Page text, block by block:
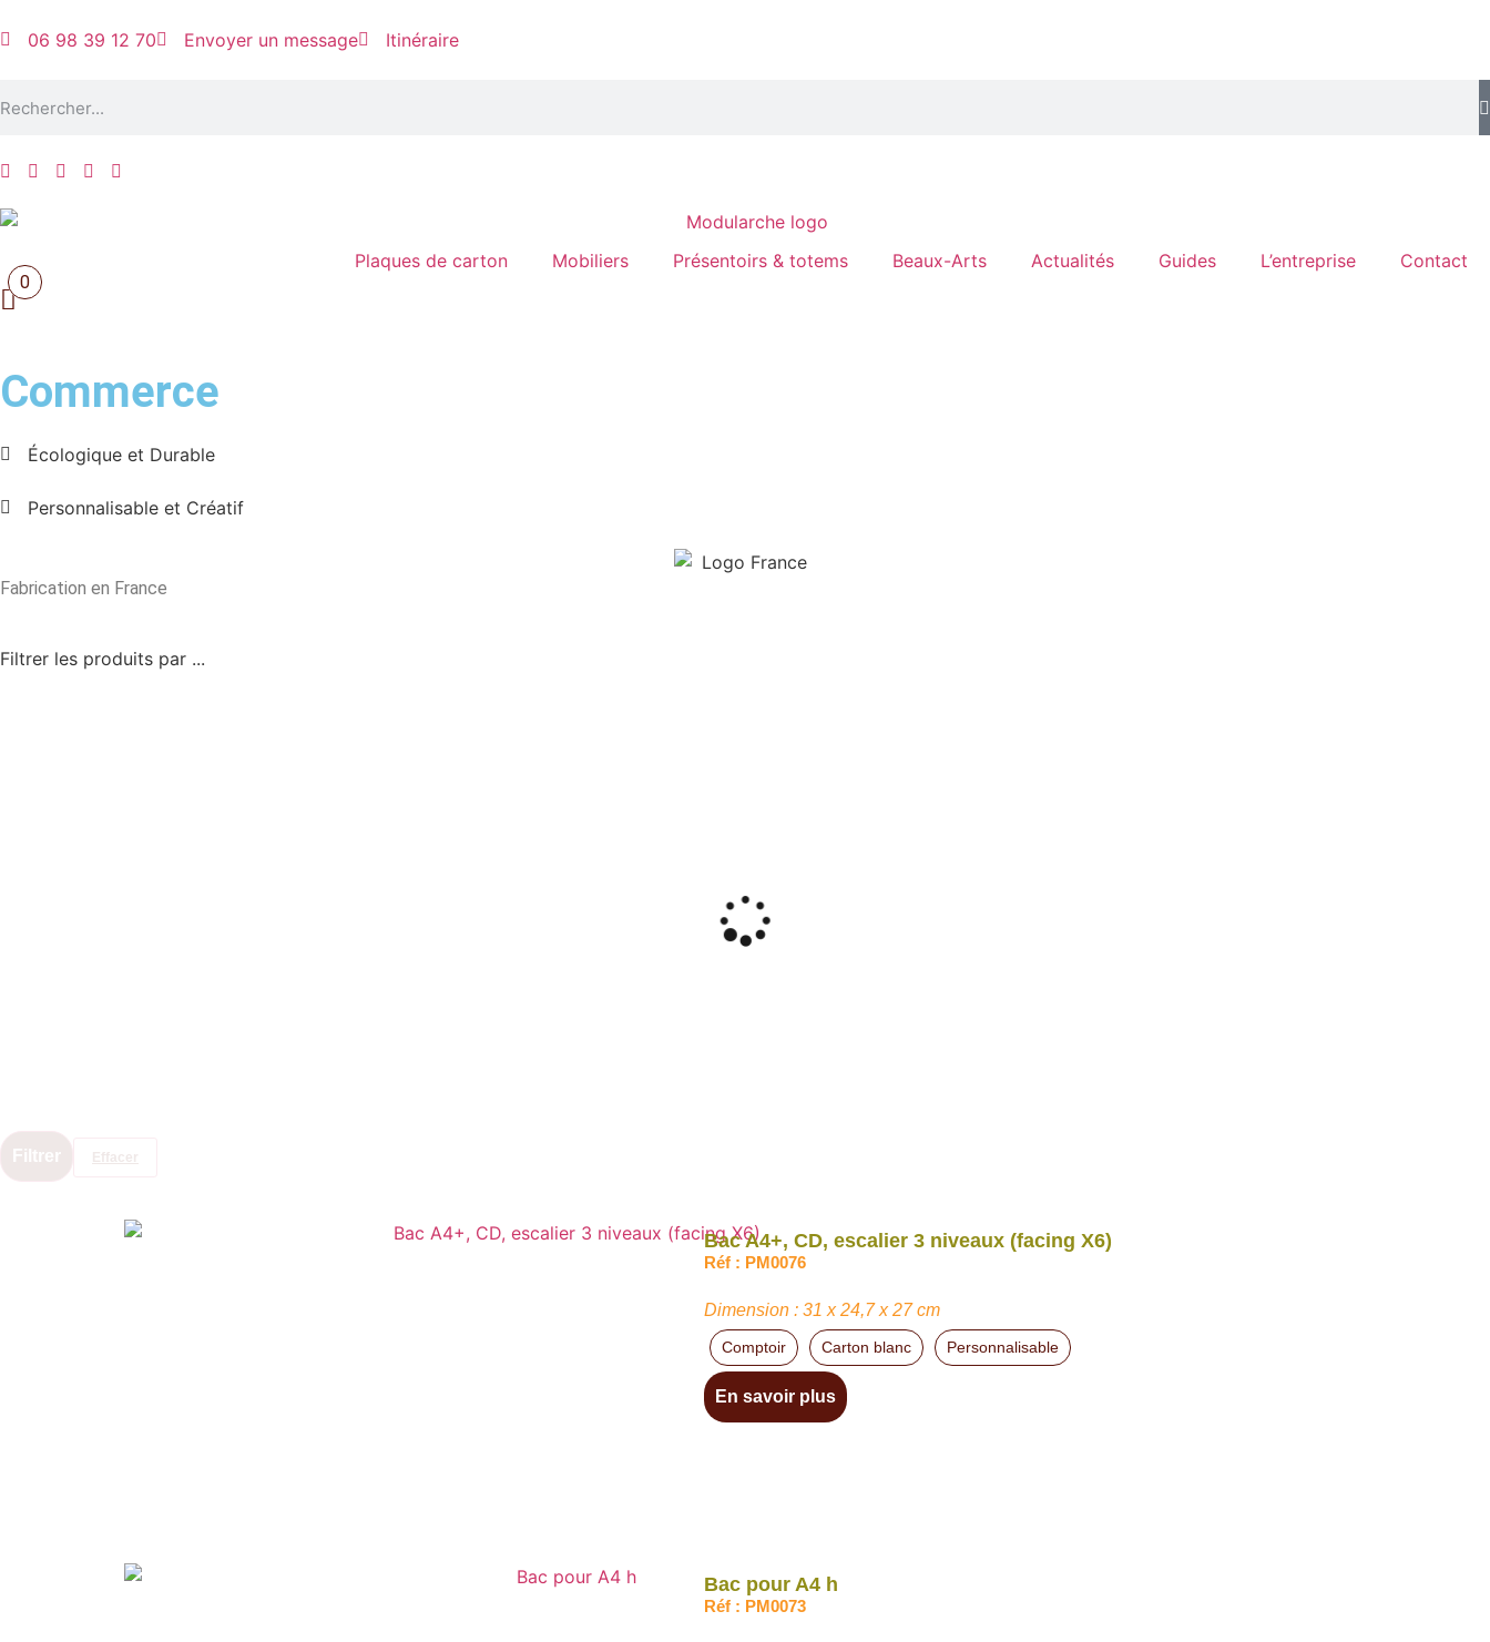
06 98 39 12 70 Envoyer un message Itinéraire
Plaques de carton Mobiliers Présentoirs & totems Beaux-Arts Actualités Guides L’entreprise Contact
0
Commerce
Écologique et Durable
Personnalisable et Créatif
Fabrication en France
Filtrer les produits par ...
Filtrer Effacer
Bac A4+, CD, escalier 3 niveaux (facing X6)
Réf : PM0076
En savoir plus
Comptoir Carton blanc Personnalisable
Dimension : 31 x 24,7 x 27 cm
Bac pour A4 h
Réf : PM0073